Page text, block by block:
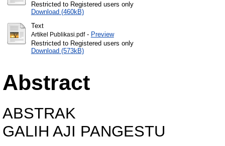
Restricted to Registered users only
Download (460kB)
Text
Artikel Publikasi.pdf- Preview
Restricted to Registered users only
Download (573kB)
Abstract
ABSTRAK
GALIH AJI PANGESTU